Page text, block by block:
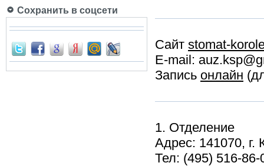
Сохранить в соцсети
Сайт stomat-
E-mail:
Запись онлайн
1. Отделение
Адрес: 141070, г.
Тел: (495) 516-86-